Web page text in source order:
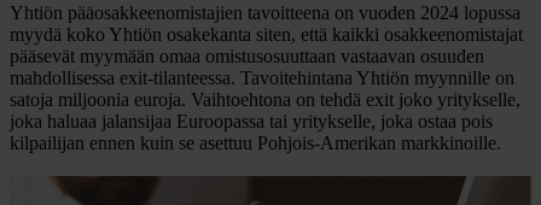
Yhtiön pääosakkeenomistajien tavoitteena on vuoden 2024 lopussa
myydä koko Yhtiön osakekanta siten, että kaikki osakkeenomistajat
pääsevät myymään omaa omistusosuuttaan vastaavan osuuden
mahdollisessa exit-tilanteessa. Tavoitehintana Yhtiön myynnille on
satoja miljoonia euroja. Vaihtoehtona on tehdä exit joko yritykselle,
joka haluaa jalansijaa Euroopassa tai yritykselle, joka ostaa pois
kilpailijan ennen kuin se asettuu Pohjois-Amerikan markkinoille.